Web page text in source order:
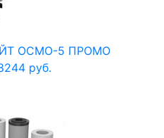
ОСМО-5 ПРОМО
руб.